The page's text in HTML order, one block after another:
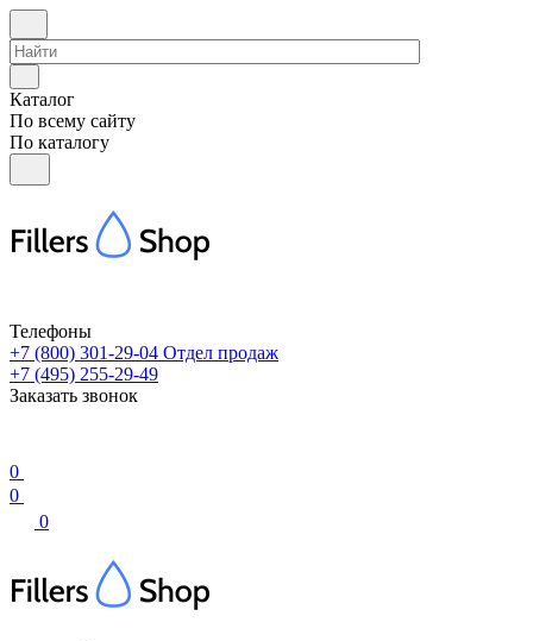
Каталог
По всему сайту
По каталогу
Телефоны
+7 (800) 301-29-04 Отдел продаж
+7 (495) 255-29-49
Заказать звонок
0
0
0